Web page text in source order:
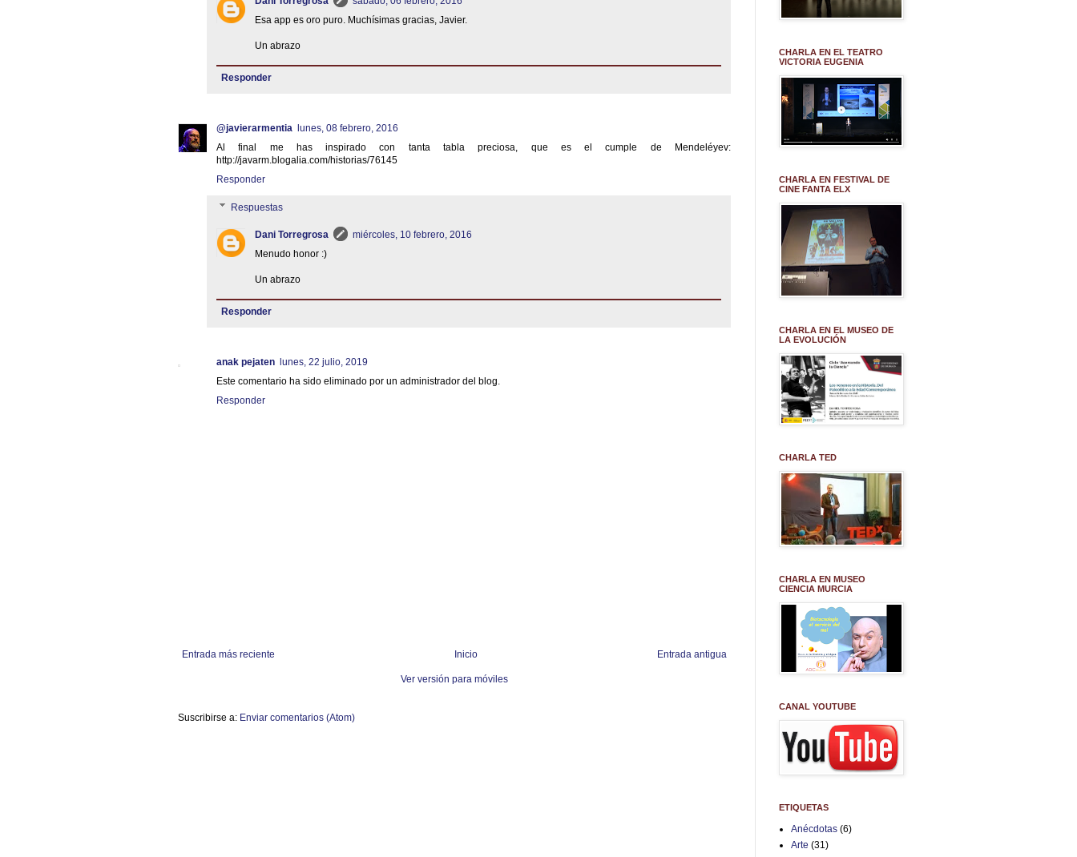
Esa app es oro puro. Muchísimas gracias, Javier.
Un abrazo
Responder
@javierarmentia lunes, 08 febrero, 2016
Al final me has inspirado con tanta tabla preciosa, que es el cumple de Mendeléyev:
http://javarm.blogalia.com/historias/76145
Responder
Respuestas
Dani Torregrosa
miércoles, 10 febrero, 2016
Menudo honor :)
Un abrazo
Responder
anak pejaten
lunes, 22 julio, 2019
Este comentario ha sido eliminado por un administrador del blog.
Responder
Entrada más reciente Entrada antigua
Inicio
Ver versión para móviles
Suscribirse a: Enviar comentarios (Atom)
CHARLA EN EL TEATRO
VICTORIA EUGENIA
CHARLA EN FESTIVAL DE
CINE FANTA ELX
CHARLA EN EL MUSEO DE
LA EVOLUCIÓN
CHARLA TED
CHARLA EN MUSEO
CIENCIA MURCIA
CANAL YOUTUBE
ETIQUETAS
Anécdotas (6)
Arte (31)